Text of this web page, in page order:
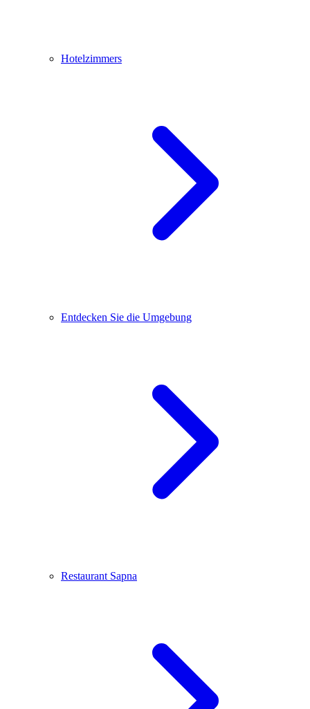
Hotelzimmers
Entdecken Sie die Umgebung
Restaurant Sapna